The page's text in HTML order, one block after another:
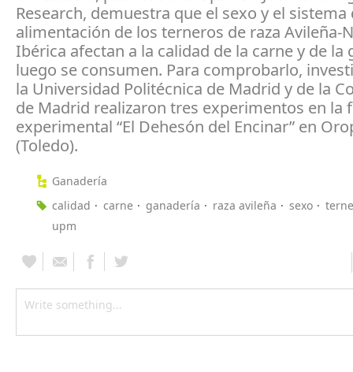
Research, demuestra que el sexo y el sistema
alimentación de los terneros de raza Avileña-
Ibérica afectan a la calidad de la carne y de la
luego se consumen. Para comprobarlo,
la Universidad Politécnica de Madrid y de la
de Madrid realizaron tres experimentos en la
experimental “El Dehesón del Encinar” en
(Toledo).
Ganadería
calidad
carne ganadería raza avileña sexo
upm